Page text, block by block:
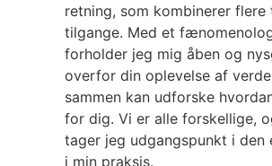
retning, som kombinerer flere
tilgange. Med et
forholder jeg mig åben og
overfor din oplevelse af
sammen kan udforske
for dig. Vi er alle forskellige,
tager jeg udgangspunkt i den
i min praksis.